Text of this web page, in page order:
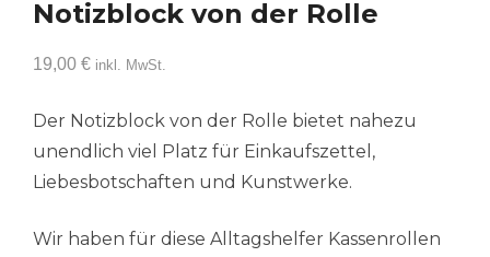
Notizblock von der Rolle
19,00 € inkl. MwSt.
Der Notizblock von der Rolle bietet nahezu
unendlich viel Platz für Einkaufszettel,
Liebesbotschaften und Kunstwerke.
Wir haben für diese Alltagshelfer Kassenrollen